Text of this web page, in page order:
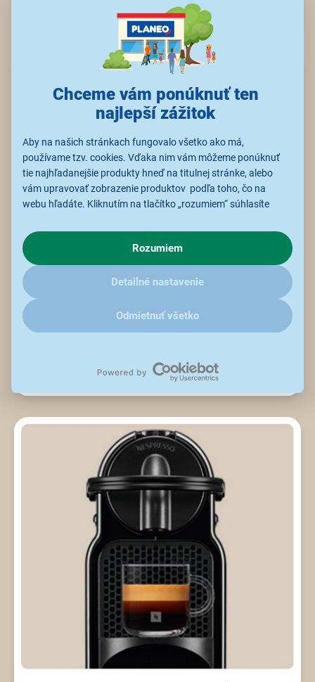
Chceme vám ponúknuť ten
najlepší zážitok
Aby na našich stránkach fungovalo všetko ako má,
používame tzv. cookies. Vďaka nim vám môžeme ponúknuť
tie najhľadanejšie produkty hneď na titulnej stránke, alebo
vám upravovať zobrazenie produktov podľa toho, čo na
webu hľadáte. Kliknutím na tlačítko „rozumiem“ súhlasíte
o chovaní na webe pre zobrazovaní cielených reklám.
V prípade že vás zaujímajú detaily, ako u nás s cookies a
ďalšími údaji pracujeme, kliknitesem.
Rozumiem
Detailné nastavenie
Odmietnuť všetko
dlhší moment relaxu prilahodnom lungu
Nahriatie do 25 sekúnd
takmer okamžitepo zapnutí kávovaru.